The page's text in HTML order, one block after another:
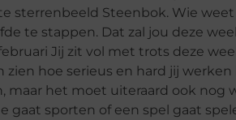
sterrenbeeld Steenbok. Wie
te stappen. Dat zal jou deze
Jij zit vol met trots deze
hoe serieus en hard jij
maar het moet uiteraard ook
gaat sporten of een spel gaat